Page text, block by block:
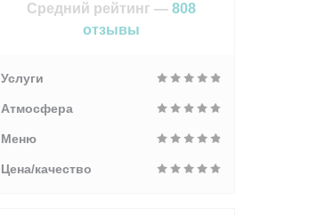
Средний рейтинг — 808
отзывы
Услуги
Атмосфера
Меню
Цена/качество